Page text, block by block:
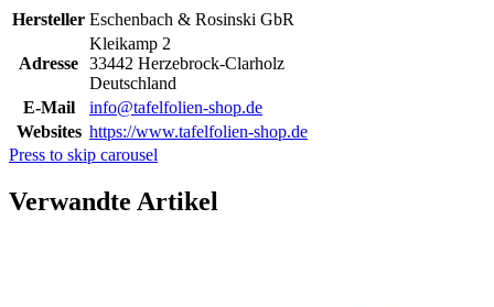
Hersteller Eschenbach & Rosinski GbR
Adresse
Kleikamp 2
33442 Herzebrock-Clarholz
Deutschland
E-Mail
info@tafelfolien-shop.de
Websites https://www.tafelfolien-shop.de
Press to skip carousel
Verwandte Artikel